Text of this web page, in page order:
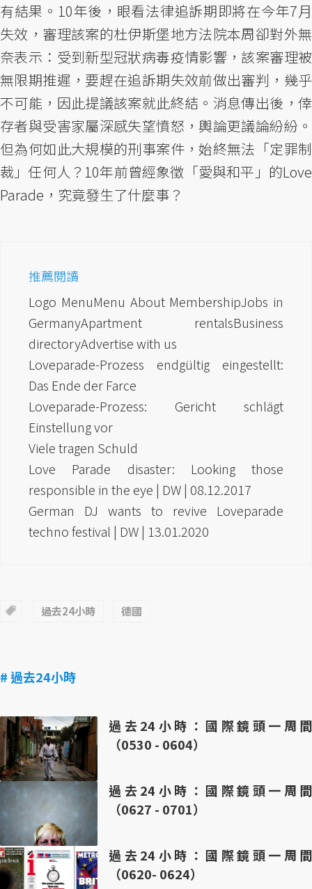
有結果。10年後，眼看法律追訴期即將在今年7月
失效，審理該案的杜伊斯堡地方法院本周卻對外無
奈表示：受到新型冠狀病毒疫情影響，該案審理被
無限期推遲，要趕在追訴期失效前做出審判，幾乎
不可能，因此提議該案就此終結。消息傳出後，倖
存者與受害家屬深感失望憤怒，輿論更議論紛紛。
但為何如此大規模的刑事案件，始終無法「定罪制
裁」任何人？10年前曾經象徵「愛與和平」的Love
Parade，究竟發生了什麼事？
推薦閱讀
Logo MenuMenu About MembershipJobs in
GermanyApartment rentalsBusiness
directoryAdvertise with us
Loveparade-Prozess endgültig eingestellt:
Das Ende der Farce
Loveparade-Prozess: Gericht schlägt
Einstellung vor
Viele tragen Schuld
Love Parade disaster: Looking those
responsible in the eye | DW | 08.12.2017
German DJ wants to revive Loveparade
techno festival | DW | 13.01.2020
過去24小時 德國
# 過去24小時
過去24小時：國際鏡頭一周間
（0530 - 0604）
過去24小時：國際鏡頭一周間
（0627 - 0701）
過去24小時：國際鏡頭一周間
（0620- 0624）